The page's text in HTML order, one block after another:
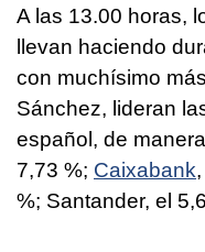
A las 13.00 horas,
llevan haciendo
con muchísimo
Sánchez, lideran
español, de
7,73 %; Caixabank
%; Santander, el